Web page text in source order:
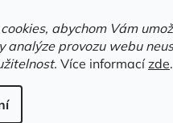
abychom Vám
analýze provozu webu
Více informacízde.
Trvalky a bestsellery